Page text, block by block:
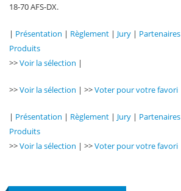
18-70 AFS-DX.
| Présentation | Règlement | Jury | Partenaires
Produits
>>Voir la sélection |
>>Voir la sélection | >>Voter pour votre favori
| Présentation | Règlement | Jury | Partenaires
Produits
>>Voir la sélection | >>Voter pour votre favori